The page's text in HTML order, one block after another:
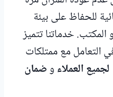
للحفاظ على بيئة
خدماتنا تتميز
التعامل مع ممتلكات
العملاءوضمان